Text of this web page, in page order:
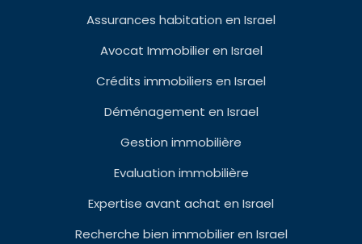
Assurances habitation en Israel
Avocat Immobilier en Israel
Crédits immobiliers en Israel
Déménagement en Israel
Gestion immobilière
Evaluation immobilière
Expertise avant achat en Israel
Recherche bien immobilier en Israel